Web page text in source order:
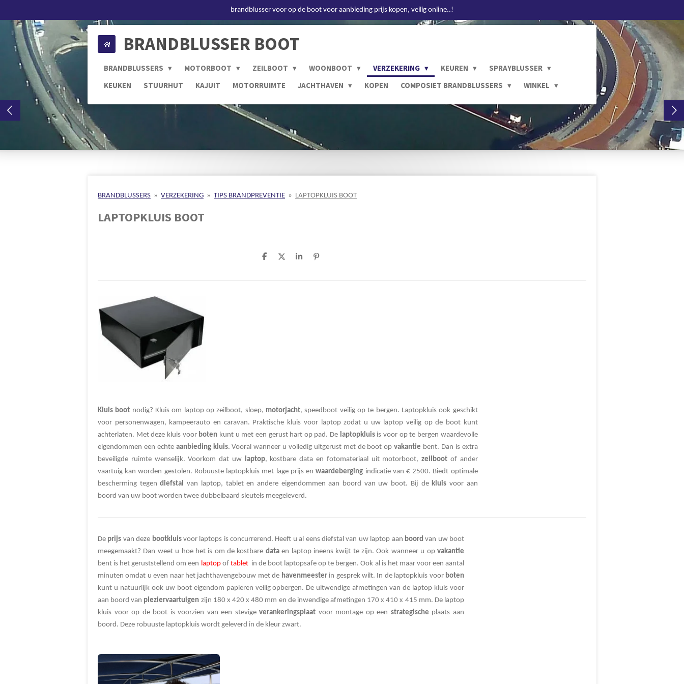
direct
naar
hoofdinhoud
brandblusser voor op de boot voor aanbieding prijs kopen, veilig online..!
BRANDBLUSSER BOOT
BRANDBLUSSERS MOTORBOOT ZEILBOOT WOONBOOT VERZEKERING KEUREN
SPRAYBLUSSER
KEUKEN
STUURHUT KAJUIT MOTORRUIMTE JACHTHAVEN KOPEN COMPOSIET BRANDBLUSSERS WINKEL
BRANDBLUSSERS » VERZEKERING » TIPS BRANDPREVENTIE » LAPTOPKLUIS BOOT
LAPTOPKLUIS BOOT
D
e
D
l
S
r
P
n
Kluis boot nodig? Kluis om laptop op zeilboot, sloep, motorjacht, speedboot veilig op te bergen. Laptopkluis ook geschikt
voor personenwagen, kampeerauto en caravan. Praktische kluis voor laptop zodat u uw laptop veilig op de boot kunt
achterlaten. Met deze kluis voor boten kunt u met een gerust hart op pad. De laptopkluisis voor op te bergen waardevolle
eigendommen een echte aanbieding kluis. Vooral wanneer u volledig uitgerust met de boot opvakantie bent. Dan is extra
beveiligde ruimte wenselijk. Voorkom dat uw
laptop, kostbare data en fotomateriaal uit motorboot,zeilboot of ander
vaartuig kan worden gestolen. Robuuste laptopkluis met lage prijs enwaardeberging indicatie van € 2500. Biedt optimale
bescherming tegendiefstal van laptop, tablet en andere eigendommen aan boord van uw boot. Bij de kluis voor aan
boord van uw boot worden twee dubbelbaard sleutels meegeleverd.
De prijs van deze bootkluisvoor laptops isconcurrerend . Heeft u al eens diefstal van uw laptop aan boord van uw boot
meegemaakt? Dan weet u hoe het is om de kostbare dataen laptop ineens kwijt te zijn. Ook wanneer u opvakantie
bent is het geruststellend om een laptopof tabletin de boot laptopsafe op te bergen. Ook al is het maar voor een aantal
minuten omdat u even naar het jachthavengebouw met de havenmeesterin gesprek wilt. In de laptopkluis voor boten
kunt u natuurlijk ook uw boot eigendom papieren veilig opbergen. De uitwendige afmetingen van de laptop kluis voor
aan boord van pleziervaartuigen zijn 180 x 420 x 480 mm en de inwendige afmetingen 170 x 410 x 415 mm. De laptop
kluis voor op de boot is voorzien van een stevigeverankeringsplaat voor montage op een strategische plaats aan
boord. Deze robuuste laptopkluis wordt geleverd in de kleur zwart.